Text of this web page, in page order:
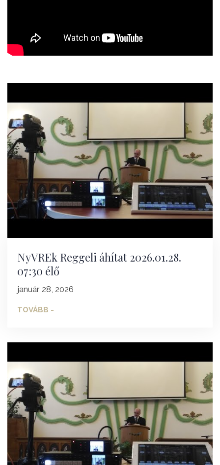
NyVREk Reggeli áhítat 2026.01.28.
07:30 élő
január 28, 2026
TOVÁBB -